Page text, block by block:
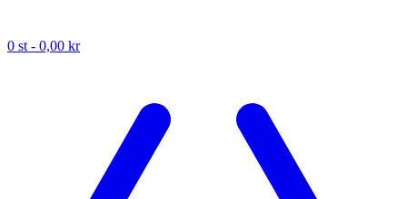
0 st - 0,00 kr